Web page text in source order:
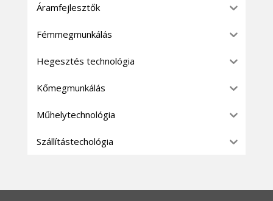
Áramfejlesztők
Fémmegmunkálás
Hegesztés technológia
Kőmegmunkálás
Műhelytechnológia
Szállítástechológia